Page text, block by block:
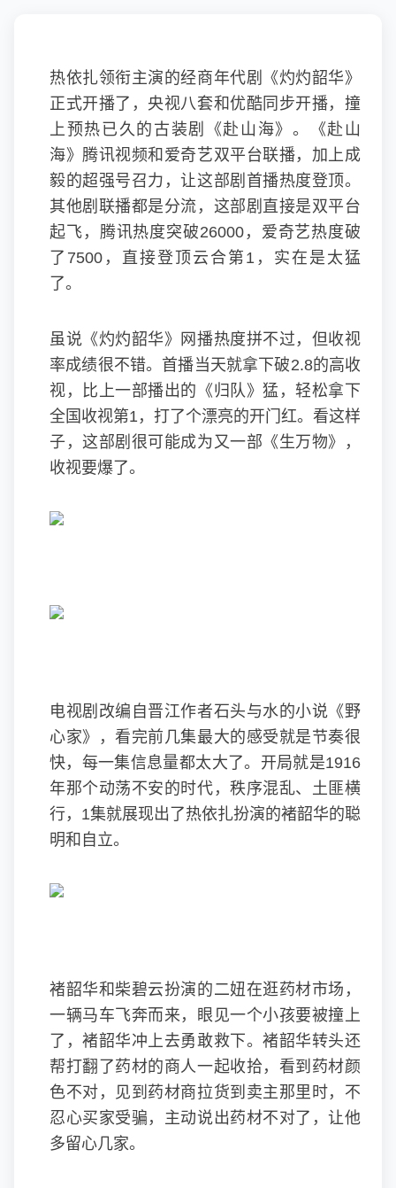
热依扎领衔主演的经商年代剧《灼灼韶华》
正式开播了，央视八套和优酷同步开播，撞
上预热已久的古装剧《赴山海》。《赴山
海》腾讯视频和爱奇艺双平台联播，加上成
毅的超强号召力，让这部剧首播热度登顶。
其他剧联播都是分流，这部剧直接是双平台
起飞，腾讯热度突破26000，爱奇艺热度破
了7500，直接登顶云合第1，实在是太猛
了。
虽说《灼灼韶华》网播热度拼不过，但收视
率成绩很不错。首播当天就拿下破2.8的高收
视，比上一部播出的《归队》猛，轻松拿下
全国收视第1，打了个漂亮的开门红。看这样
子，这部剧很可能成为又一部《生万物》，
收视要爆了。
电视剧改编自晋江作者石头与水的小说《野
心家》，看完前几集最大的感受就是节奏很
快，每一集信息量都太大了。开局就是1916
年那个动荡不安的时代，秩序混乱、土匪横
行，1集就展现出了热依扎扮演的褚韶华的聪
明和自立。
褚韶华和柴碧云扮演的二妞在逛药材市场，
一辆马车飞奔而来，眼见一个小孩要被撞上
了，褚韶华冲上去勇敢救下。褚韶华转头还
帮打翻了药材的商人一起收拾，看到药材颜
色不对，见到药材商拉货到卖主那里时，不
忍心买家受骗，主动说出药材不对了，让他
多留心几家。